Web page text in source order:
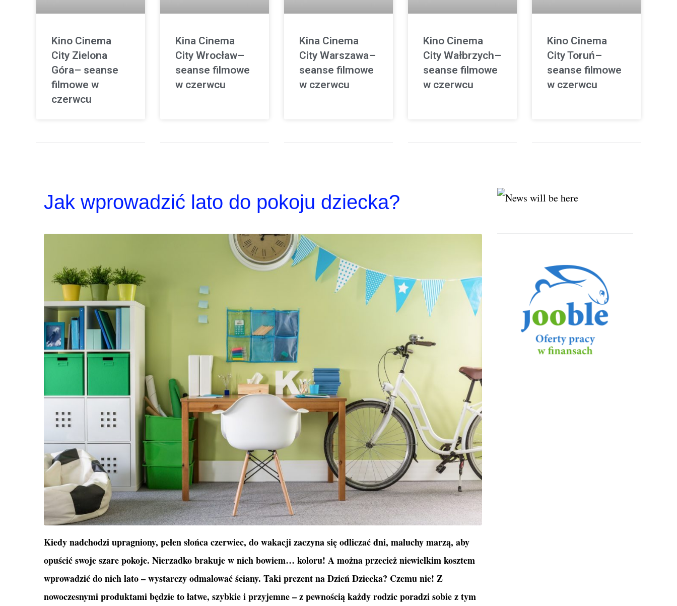
Kino Cinema
City Zielona
Góra– seanse
filmowe w
czerwcu
Kina Cinema
City Wrocław–
seanse filmowe
w czerwcu
Kina Cinema
City Warszawa–
seanse filmowe
w czerwcu
Kino Cinema
City Wałbrzych–
seanse filmowe
w czerwcu
Kino Cinema
City Toruń–
seanse filmowe
w czerwcu
Jak wprowadzić lato do pokoju dziecka?
Kiedy nadchodzi upragniony, pełen słońca czerwiec, do wakacji zaczyna się odliczać dni, maluchy marzą, aby
opuścić swoje szare pokoje. Nierzadko brakuje w nich bowiem… koloru! A można przecież niewielkim kosztem
wprowadzić do nich lato – wystarczy odmalować ściany. Taki prezent na Dzień Dziecka? Czemu nie! Z
nowoczesnymi produktami będzie to łatwe, szybkie i przyjemne – z pewnością każdy rodzic poradzi sobie z tym